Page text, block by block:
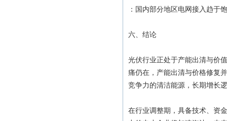
：国内部分地区电网接入趋于
六、结论
光伏行业正处于产能出清与价
痛仍在，产能出清与价格修复
竞争力的清洁能源，长期增长
在行业调整期，具备技术、资